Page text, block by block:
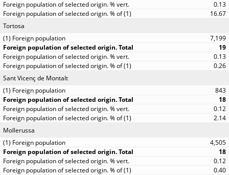
0.13
16.67
Tortosa
7,199
19
0.13
0.26
Sant Vicenç de Montalt
843
18
0.12
2.14
Mollerussa
4,505
18
0.12
0.40